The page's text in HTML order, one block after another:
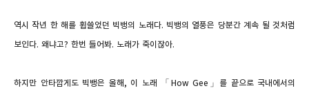
역시 작년 한 해를 휩쓸었던 빅뱅의 노래다. 빅뱅의 열풍은 당분간 계속 될 것처럼
보인다. 왜냐고? 한번 들어봐. 노래가 죽이잖아.
하지만 안타깝게도 빅뱅은 올해, 이 노래 「How Gee」 를 끝으로 국내에서의